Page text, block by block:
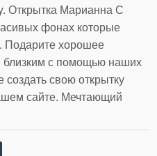
Открытка Марианна С
фонах которые
Подарите хорошее
с помощью наших
свою открытку
сайте. Мечтающий